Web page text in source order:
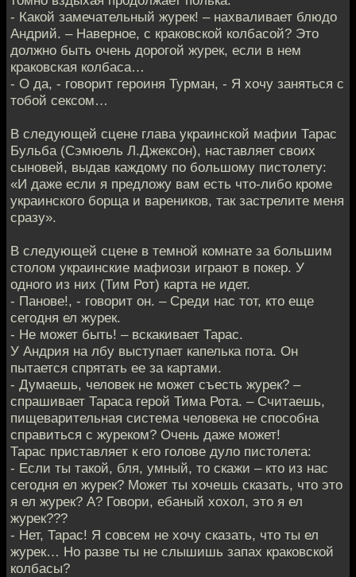
- Какой замечательный журек! – нахваливает блюдо
Андрий. – Наверное, с краковской колбасой? Это
должно быть очень дорогой журек, если в нем
краковская колбаса…
- О да, - говорит героиня Турман, - Я хочу заняться с
тобой сексом…
В следующей сцене глава украинской мафии Тарас
Бульба (Сэмюель Л.Джексон), наставляет своих
сыновей, выдав каждому по большому пистолету:
«И даже если я предложу вам есть что-либо кроме
украинского борща и вареников, так застрелите меня
сразу».
В следующей сцене в темной комнате за большим
столом украинские мафиози играют в покер. У
одного из них (Тим Рот) карта не идет.
- Панове!, - говорит он. – Среди нас тот, кто еще
сегодня ел журек.
- Не может быть! – вскакивает Тарас.
У Андрия на лбу выступает капелька пота. Он
пытается спрятать ее за картами.
- Думаешь, человек не может съесть журек? –
спрашивает Тараса герой Тима Рота. – Считаешь,
пищеварительная система человека не способна
справиться с журеком? Очень даже может!
Тарас приставляет к его голове дуло пистолета:
- Если ты такой, бля, умный, то скажи – кто из нас
сегодня ел журек? Может ты хочешь сказать, что это
я ел журек? А? Говори, ебаный хохол, это я ел
журек???
- Нет, Тарас! Я совсем не хочу сказать, что ты ел
журек… Но разве ты не слышишь запах краковской
колбасы?